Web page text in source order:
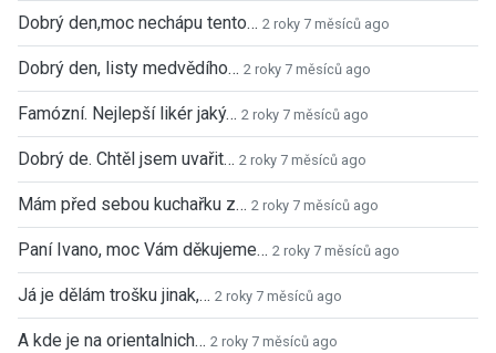
Dobrý den,moc nechápu tento… 2 roky 7 měsíců ago
Dobrý den, listy medvědího… 2 roky 7 měsíců ago
Famózní. Nejlepší likér jaký… 2 roky 7 měsíců ago
Dobrý de. Chtěl jsem uvařit… 2 roky 7 měsíců ago
Mám před sebou kuchařku z… 2 roky 7 měsíců ago
Paní Ivano, moc Vám děkujeme… 2 roky 7 měsíců ago
Já je dělám trošku jinak,… 2 roky 7 měsíců ago
A kde je na orientalnich… 2 roky 7 měsíců ago